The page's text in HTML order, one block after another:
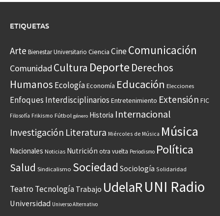
ETIQUETAS
Arte Bienestar Universitario Ciencia CineComunicación
Comunidad Cultura Deporte Derechos
Humanos EcologíaEconomía Educación Elecciones
Enfoques Interdisciplinarios Entretenimiento Extensión FIC
Filosofía Frikismo Fútbol género Historia Internacional
Investigación Literatura Miércoles de Música Música
Nacionales Noticias Nutrición otra vuelta Periodismo Política
Salud Sindicalismo Sociedad Sociología Solidaridad
Teatro Tecnología Trabajo UdelaRUNI Radio
Universidad Universo Alternativo